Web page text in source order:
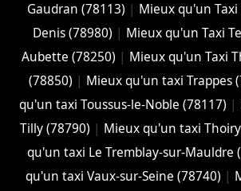
Gaudran (78113) | Mieux qu'un
Denis (78980) | Mieux qu'un Taxi
Aubette (78250) | Mieux qu'un Taxi
(78850) | Mieux qu'un taxi Trappes
qu'un taxi Toussus-le-Noble (78117) |
Tilly (78790) | Mieux qu'un taxi
qu'un taxi Le Tremblay-sur-Mauldre
qu'un taxi Vaux-sur-Seine (78740) |